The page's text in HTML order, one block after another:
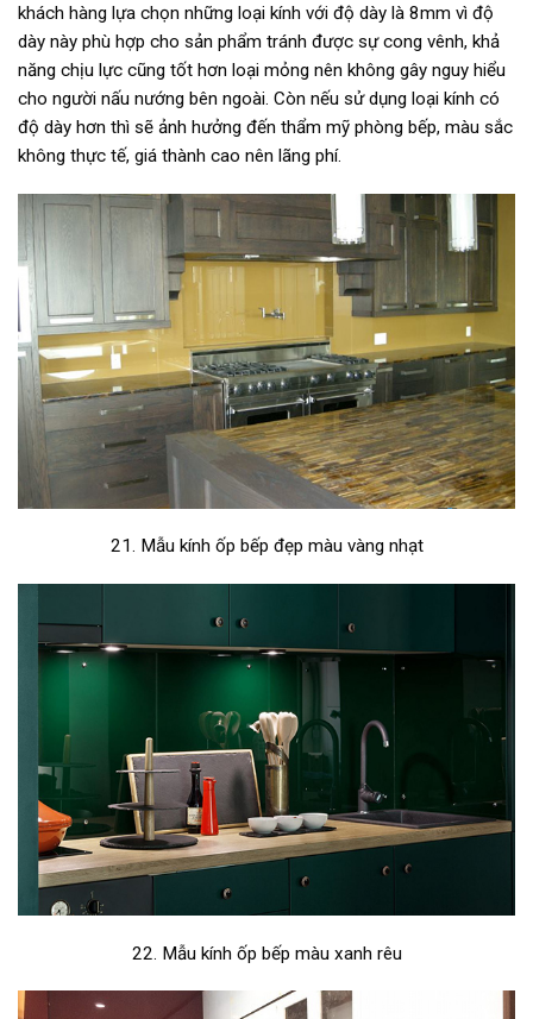
khách hàng lựa chọn những loại kính với độ dày là 8mm vì độ
dày này phù hợp cho sản phẩm tránh được sự cong vênh, khả
năng chịu lực cũng tốt hơn loại mỏng nên không gây nguy hiểu
cho người nấu nướng bên ngoài. Còn nếu sử dụng loại kính có
độ dày hơn thì sẽ ảnh hưởng đến thẩm mỹ phòng bếp, màu sắc
không thực tế, giá thành cao nên lãng phí.
21. Mẫu kính ốp bếp đẹp màu vàng nhạt
22. Mẫu kính ốp bếp màu xanh rêu